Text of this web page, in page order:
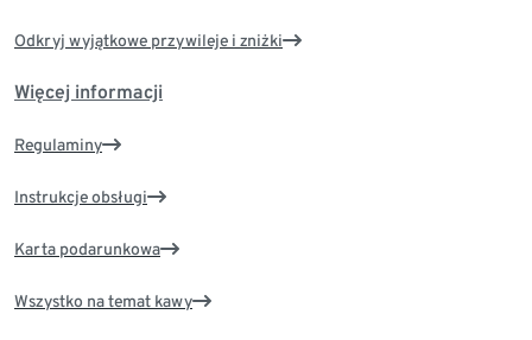
Odkryj wyjątkowe przywileje i zniżki
Więcej informacji
Regulaminy
Instrukcje obsługi
Karta podarunkowa
Wszystko na temat kawy